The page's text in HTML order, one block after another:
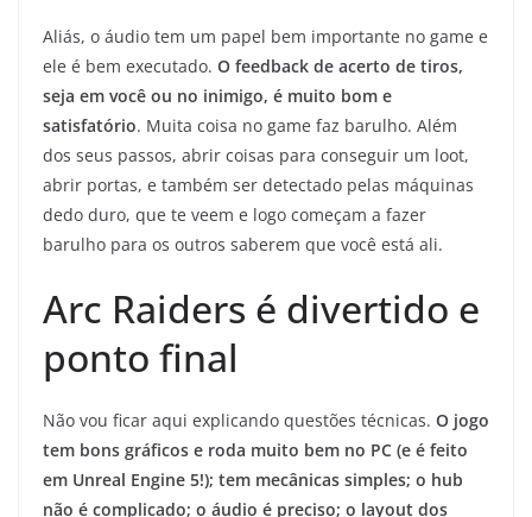
Aliás, o áudio tem um papel bem importante no game e
ele é bem executado. O feedback de acerto de tiros,
seja em você ou no inimigo, é muito bom e
satisfatório. Muita coisa no game faz barulho. Além
dos seus passos, abrir coisas para conseguir um loot,
abrir portas, e também ser detectado pelas máquinas
dedo duro, que te veem e logo começam a fazer
barulho para os outros saberem que você está ali.
Arc Raiders é divertido e
ponto final
Não vou ficar aqui explicando questões técnicas. O jogo
tem bons gráficos e roda muito bem no PC (e é feito
em Unreal Engine 5!); tem mecânicas simples; o hub
não é complicado; o áudio é preciso; o layout dos